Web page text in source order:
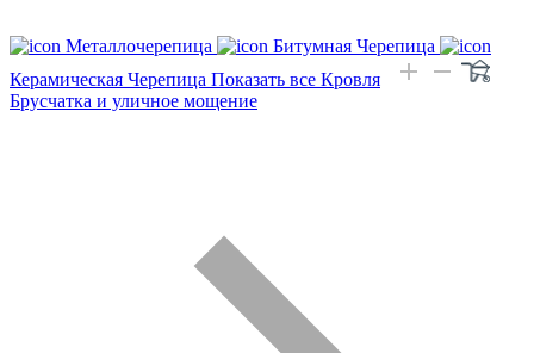
Металлочерепица
Битумная Черепица
Керамическая Черепица Показать все Кровля
Брусчатка и уличное мощение